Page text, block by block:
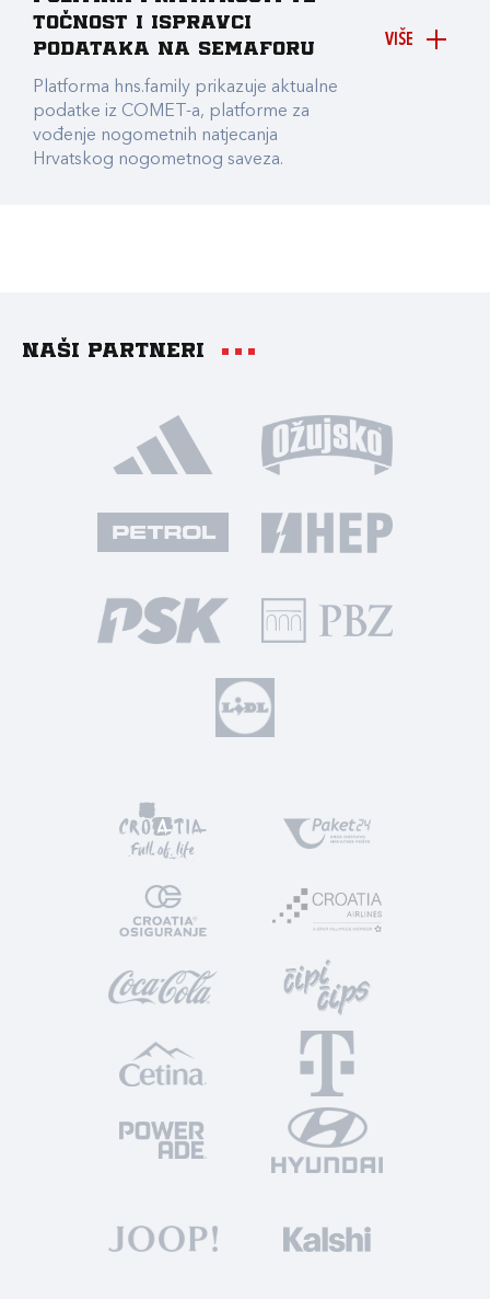
VIŠE
točnost i ispravci
podataka na Semaforu
Platforma hns.family prikazuje aktualne
podatke iz COMET-a, platforme za
vođenje nogometnih natjecanja
Hrvatskog nogometnog saveza.
Naši partneri